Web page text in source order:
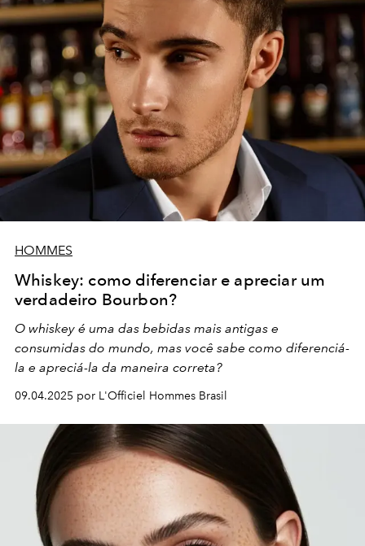
HOMMES
Whiskey: como diferenciar e apreciar um
verdadeiro Bourbon?
O whiskey é uma das bebidas mais antigas e
consumidas do mundo, mas você sabe como diferenciá-
la e apreciá-la da maneira correta?
09.04.2025 por L'Officiel Hommes Brasil